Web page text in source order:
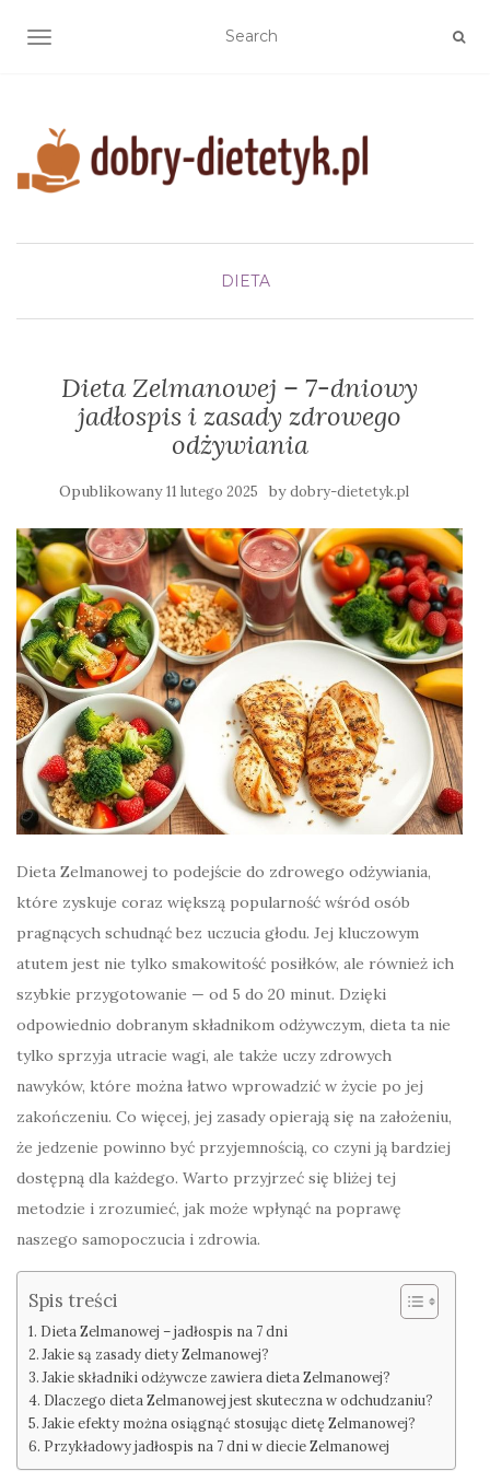
TOGGLE NAVIGATION
DIETA
Dieta Zelmanowej – 7-dniowy
jadłospis i zasady zdrowego
odżywiania
Opublikowany11 lutego 2025 bydobry-dietetyk.pl
Dieta Zelmanowej to podejście do zdrowego odżywiania,
które zyskuje coraz większą popularność wśród osób
pragnących schudnąć bez uczucia głodu. Jej kluczowym
atutem jest nie tylko smakowitość posiłków, ale również ich
szybkie przygotowanie — od 5 do 20 minut. Dzięki
odpowiednio dobranym składnikom odżywczym, dieta ta nie
tylko sprzyja utracie wagi, ale także uczy zdrowych
nawyków, które można łatwo wprowadzić w życie po jej
zakończeniu. Co więcej, jej zasady opierają się na założeniu,
że jedzenie powinno być przyjemnością, co czyni ją bardziej
dostępną dla każdego. Warto przyjrzeć się bliżej tej
metodzie i zrozumieć, jak może wpłynąć na poprawę
naszego samopoczucia i zdrowia.
Spis treści
Dieta Zelmanowej – jadłospis na 7 dni
Jakie są zasady diety Zelmanowej?
Jakie składniki odżywcze zawiera dieta Zelmanowej?
Dlaczego dieta Zelmanowej jest skuteczna w odchudzaniu?
Jakie efekty można osiągnąć stosując dietę Zelmanowej?
Przykładowy jadłospis na 7 dni w diecie Zelmanowej